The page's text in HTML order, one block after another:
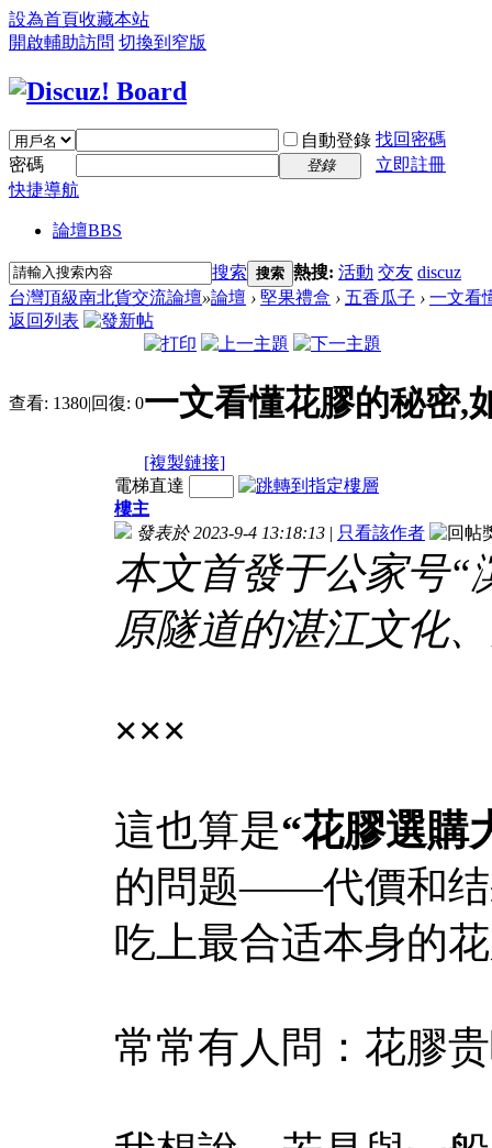
設為首頁收藏本站
開啟輔助訪問 切換到窄版
自動登錄 找回密碼
密碼
登錄
立即註冊
快捷導航
論壇BBS
搜索 搜索 熱搜: 活動 交友 discuz
台灣頂級南北貨交流論壇»論壇 › 堅果禮盒 › 五香瓜子 › 一文看
返回列表
查看: 1380|回復: 0一文看懂花膠的秘密,
[複製鏈接]
電梯直達
樓主
發表於 2023-9-4 13:18:13 | 只看該作者
本文首發于公家号“
原隧道的湛江文化
×××
這也算是“花膠選購
的問题——代價和结
吃上最合适本身的
常常有人問：花膠